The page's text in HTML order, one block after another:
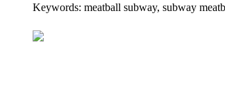
Keywords: meatball subway, subway